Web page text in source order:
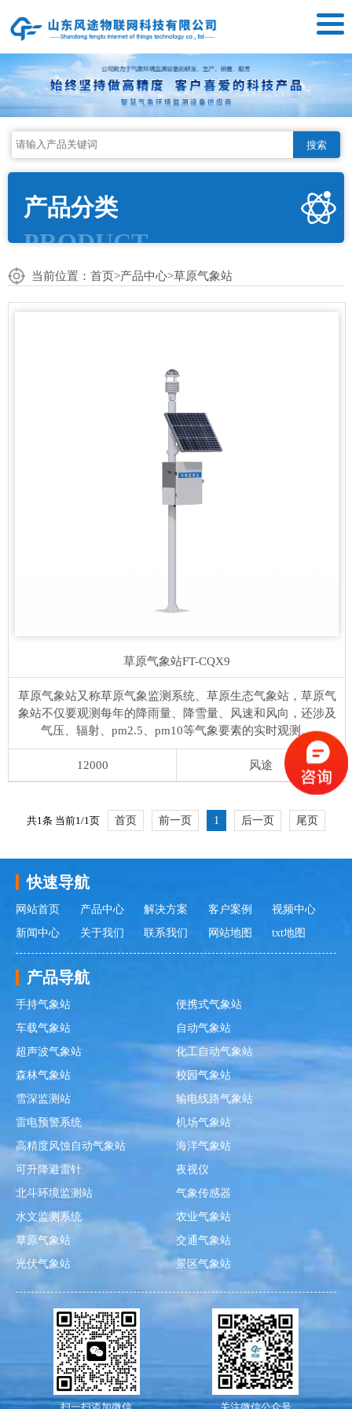
搜索
产品分类
PRODUCT
当前位置： 首页>产品中心>草原气象站
草原气象站FT-CQX9
草原气象站又称草原气象监测系统、草原生态气象站，草原气
象站不仅要观测每年的降雨量、降雪量、风速和风向，还涉及
气压、辐射、pm2.5、pm10等气象要素的实时观测。
12000 风途
共1条 当前1/1页 首页 前一页 1 后一页 尾页
快速导航
网站首页 产品中心 解决方案 客户案例
视频中心
新闻中心
关于我们 联系我们 网站地图 txt地图
产品导航
手持气象站
便携式气象站
车载气象站
自动气象站
超声波气象站
化工自动气象站
森林气象站
校园气象站
雪深监测站
输电线路气象站
雷电预警系统
机场气象站
高精度风蚀自动气象站
海洋气象站
可升降避雷针
夜视仪
北斗环境监测站
气象传感器
水文监测系统
农业气象站
草原气象站
交通气象站
光伏气象站
景区气象站